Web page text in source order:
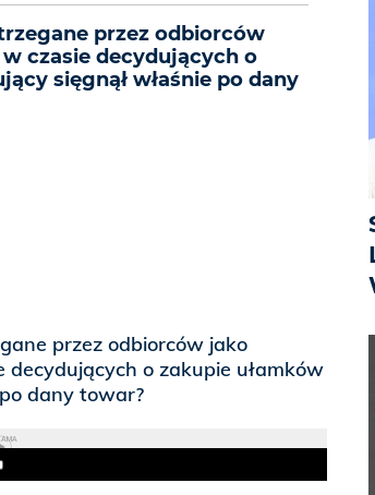
przez odbiorców
czasie decydujących o
sięgnął właśnie po dany
przez odbiorców jako
o zakupie ułamków
dany towar?
Play